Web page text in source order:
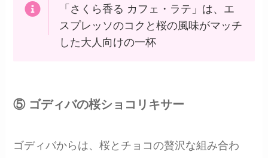
「さくら香る カフェ・ラテ」は、エ
スプレッソのコクと桜の風味がマッチ
した大人向けの一杯
⑤ ゴディバの桜ショコリキサー
ゴディバからは、桜とチョコの贅沢な組み合わ